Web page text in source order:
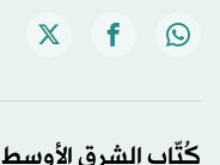
كُتّاب الشرق الأوسط